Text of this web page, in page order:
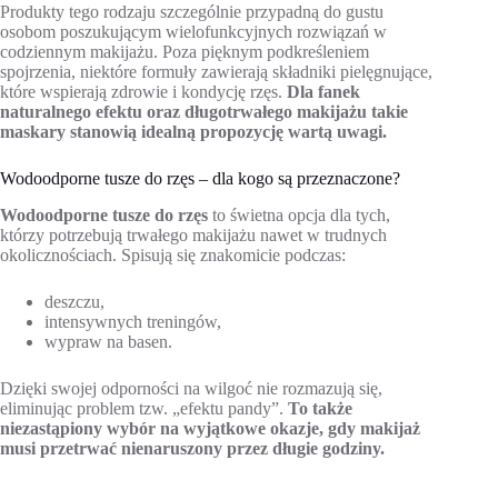
Produkty tego rodzaju szczególnie przypadną do gustu
osobom poszukującym wielofunkcyjnych rozwiązań w
codziennym makijażu. Poza pięknym podkreśleniem
spojrzenia, niektóre formuły zawierają składniki pielęgnujące,
które wspierają zdrowie i kondycję rzęs. Dla fanek
naturalnego efektu oraz długotrwałego makijażu takie
maskary stanowią idealną propozycję wartą uwagi.
Wodoodporne tusze do rzęs – dla kogo są przeznaczone?
Wodoodporne tusze do rzęs to świetna opcja dla tych,
którzy potrzebują trwałego makijażu nawet w trudnych
okolicznościach. Spisują się znakomicie podczas:
deszczu,
intensywnych treningów,
wypraw na basen.
Dzięki swojej odporności na wilgoć nie rozmazują się,
eliminując problem tzw. „efektu pandy”. To także
niezastąpiony wybór na wyjątkowe okazje, gdy makijaż
musi przetrwać nienaruszony przez długie godziny.